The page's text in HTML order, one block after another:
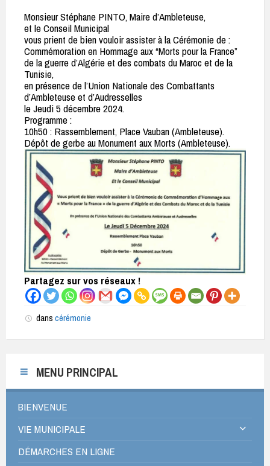
Monsieur Stéphane PINTO, Maire d’Ambleteuse,
et le Conseil Municipal
vous prient de bien vouloir assister à la Cérémonie de :
Commémoration en Hommage aux “Morts pour la France”
de la guerre d’Algérie et des combats du Maroc et de la
Tunisie,
en présence de l’Union Nationale des Combattants
d’Ambleteuse et d’Audresselles
le Jeudi 5 décembre 2024.
Programme :
10h50 : Rassemblement, Place Vauban (Ambleteuse).
Dépôt de gerbe au Monument aux Morts (Ambleteuse).
Partagez sur vos réseaux !
dans cérémonie
MENU PRINCIPAL
BIENVENUE
VIE MUNICIPALE
DÉMARCHES EN LIGNE